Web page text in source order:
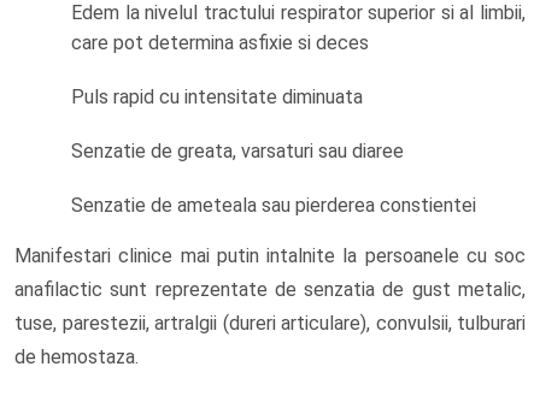
Edem la nivelul tractului respirator superior si al limbii,
care pot determina asfixie si deces
Puls rapid cu intensitate diminuata
Senzatie de greata, varsaturi sau diaree
Senzatie de ameteala sau pierderea constientei
Manifestari clinice mai putin intalnite la persoanele cu soc
anafilactic sunt reprezentate de senzatia de gust metalic,
tuse, parestezii, artralgii (dureri articulare), convulsii, tulburari
de hemostaza.